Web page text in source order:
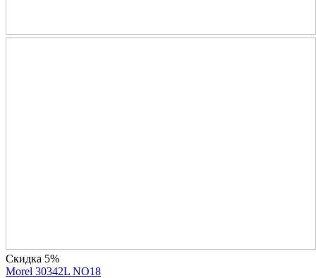
Скидка 5%
Morel 30342L NO18